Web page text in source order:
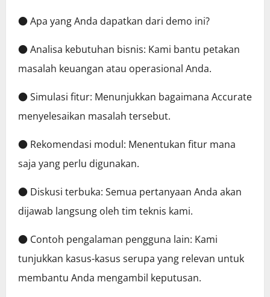
● Apa yang Anda dapatkan dari demo ini?
● Analisa kebutuhan bisnis: Kami bantu petakan
masalah keuangan atau operasional Anda.
● Simulasi fitur: Menunjukkan bagaimana Accurate
menyelesaikan masalah tersebut.
● Rekomendasi modul: Menentukan fitur mana
saja yang perlu digunakan.
● Diskusi terbuka: Semua pertanyaan Anda akan
dijawab langsung oleh tim teknis kami.
● Contoh pengalaman pengguna lain: Kami
tunjukkan kasus-kasus serupa yang relevan untuk
membantu Anda mengambil keputusan.